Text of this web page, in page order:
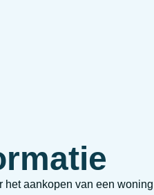
het aankopen van een